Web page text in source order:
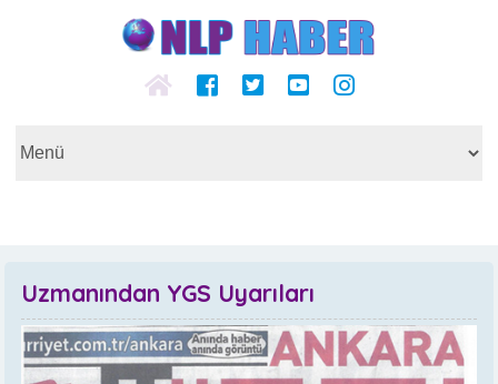
Uzmanından YGS Uyarıları